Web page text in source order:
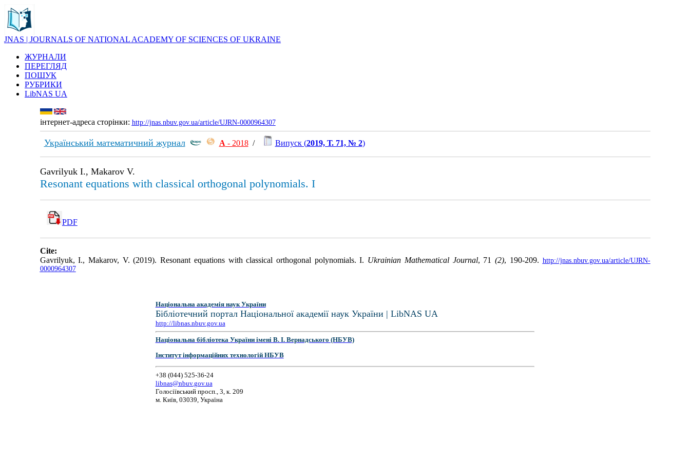
JNAS | JOURNALS OF NATIONAL ACADEMY OF SCIENCES OF UKRAINE
ЖУРНАЛИ
ПЕРЕГЛЯД
ПОШУК
РУБРИКИ
LibNAS UA
інтернет-адреса сторінки: http://jnas.nbuv.gov.ua/article/UJRN-0000964307
Український математичний журнал А - 2018/ Випуск (2019, Т. 71, № 2)
Gavrilyuk I., Makarov V.
Resonant equations with classical orthogonal polynomials. I
PDF
Cite:
Gavrilyuk, I., Makarov, V. (2019). Resonant equations with classical orthogonal polynomials. I. Ukrainian Mathematical Journal, 71(2), 190-209. http://jnas.nbuv.gov.ua/article/UJRN-
0000964307
Національна академія наук України
Бібліотечний портал Національної академії наук України | LibNAS UA
http://libnas.nbuv.gov.ua
Національна бібліотека України імені В. І. Вернадського (НБУВ)
Інститут інформаційних технологій НБУВ
+38 (044) 525-36-24
libnas@nbuv.gov.ua
Голосіївський просп., 3, к. 209
м. Київ, 03039, Україна